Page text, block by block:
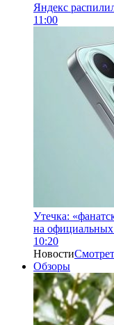
Яндекс
11:00
Утечка:
на официальных
10:20
Новости
Обзоры